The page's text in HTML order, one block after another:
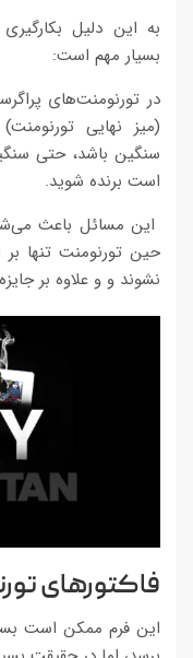
به این دلیل بکارگیری
بسیار مهم است:
در تورنومنت‌های
(میز نهایی
سنگین باشد، حتی
است برنده شوید.
این مسائل باعث
حین تورنومنت تنها
نشوند و و علاوه بر
فاکتورهای
این فرم ممکن است